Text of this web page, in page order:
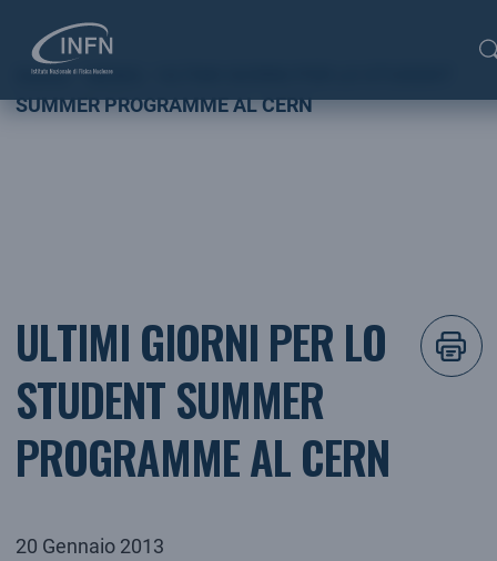
Home NEWS
SUMMER PROGRAMME AL CERN
ULTIMI GIORNI PER LO
STUDENT SUMMER
PROGRAMME AL CERN
20 Gennaio 2013